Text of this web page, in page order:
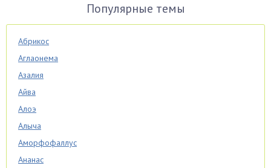
Популярные темы
Абрикос
Аглаонема
Азалия
Айва
Алоэ
Алыча
Аморфофаллус
Ананас